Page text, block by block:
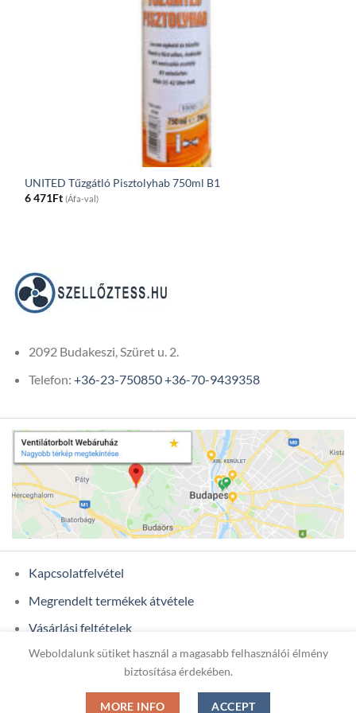
UNITED Tűzgátló Pisztolyhab 750ml B1
6 471Ft (Áfa-val)
2092 Budakeszi, Szüret u. 2.
Telefon: +36-23-750850+36-70-9439358
Kapcsolatfelvétel
Megrendelt termékek átvétele
Vásárlási feltételek
Ügyfél adatok
Weboldalunk sütiket használ a magasabb felhasználói élmény
biztosítása érdekében.
MORE INFO ACCEPT